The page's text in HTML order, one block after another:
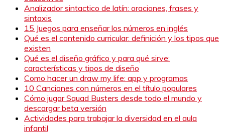
Analizador sintactico de latín: oraciones, frases y
sintaxis
15 Juegos para enseñar los números en inglés
Qué es el contenido curricular: definición y los tipos que
existen
Qué es el diseño gráfico y para qué sirve:
características y tipos de diseño
Como hacer un draw my life: app y programas
10 Canciones con números en el título populares
Cómo jugar Squad Busters desde todo el mundo y
descargar beta versión
Actividades para trabajar la diversidad en el aula
infantil